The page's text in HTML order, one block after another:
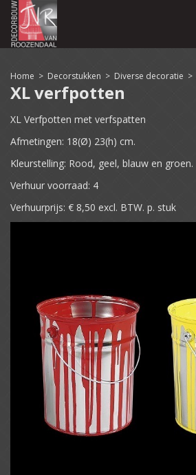
Home > Decorstukken > Diverse decoratie >
XL verfpotten
XL Verfpotten met verfspatten
Afmetingen: 18(Ø) 23(h) cm.
Kleurstelling: Rood, geel, blauw en groen.
Verhuur voorraad: 4
Verhuurprijs: € 8,50 excl. BTW. p. stuk